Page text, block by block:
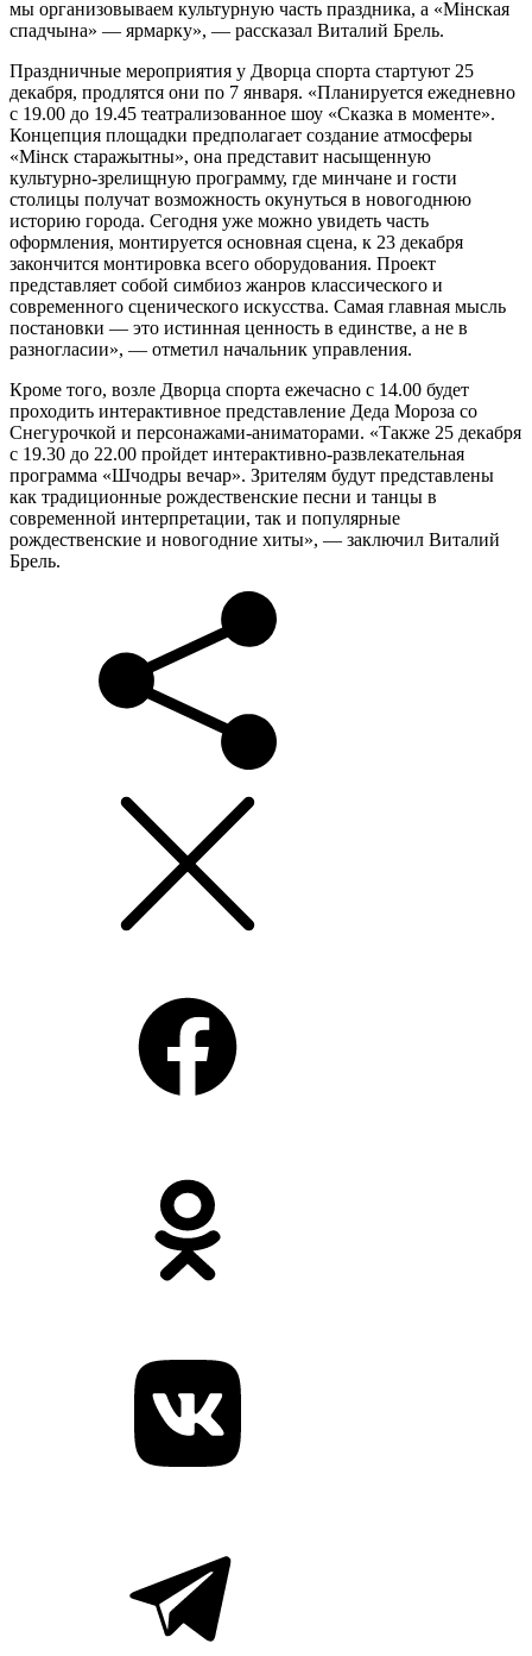
мы организовываем культурную часть праздника, а «Мiнская
спадчына» — ярмарку», — рассказал Виталий Брель.
Праздничные мероприятия у Дворца спорта стартуют 25
декабря, продлятся они по 7 января. «Планируется ежедневно
с 19.00 до 19.45 театрализованное шоу «Сказка в моменте».
Концепция площадки предполагает создание атмосферы
«Мiнск старажытны», она представит насыщенную
культурно-зрелищную программу, где минчане и гости
столицы получат возможность окунуться в новогоднюю
историю города. Сегодня уже можно увидеть часть
оформления, монтируется основная сцена, к 23 декабря
закончится монтировка всего оборудования. Проект
представляет собой симбиоз жанров классического и
современного сценического искусства. Самая главная мысль
постановки — это истинная ценность в единстве, а не в
разногласии», — отметил начальник управления.
Кроме того, возле Дворца спорта ежечасно с 14.00 будет
проходить интерактивное представление Деда Мороза со
Снегурочкой и персонажами-аниматорами. «Также 25 декабря
с 19.30 до 22.00 пройдет интерактивно-развлекательная
программа «Шчодры вечар». Зрителям будут представлены
как традиционные рождественские песни и танцы в
современной интерпретации, так и популярные
рождественские и новогодние хиты», — заключил Виталий
Брель.